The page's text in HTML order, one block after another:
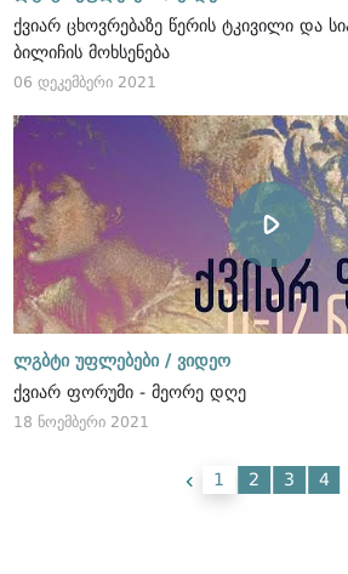
ქვიარ ცხოვრებაზე წერის ტკივილი და
ბილიჩის მოხსენება
06 დეკემბერი 2021
ლგბტი უფლებები / ვიდეო
ქვიარ ფორუმი - მეორე დღე
18 ნოემბერი 2021
1 2 3 4